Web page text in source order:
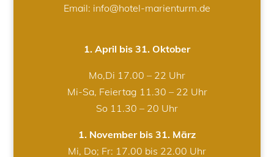
Email: info@hotel-marienturm.de
1. April bis 31. Oktober
Mo,Di 17.00 – 22 Uhr
Mi-Sa, Feiertag 11.30 – 22 Uhr
So 11.30 – 20 Uhr
1. November bis 31. März
Mi, Do; Fr: 17.00 bis 22.00 Uhr